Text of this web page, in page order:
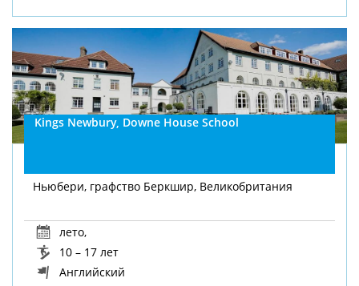
Kings Newbury, Downe House School
Ньюбери, графство Беркшир, Великобритания
лето,
10 – 17 лет
Английский